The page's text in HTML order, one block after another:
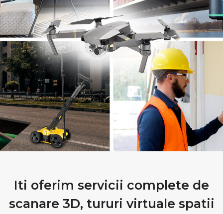
Iti oferim servicii complete de
scanare 3D, tururi virtuale spatii